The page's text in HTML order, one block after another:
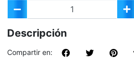
Descripción
Compartir en: